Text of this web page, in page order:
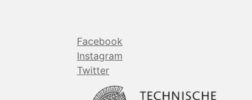
Facebook
Instagram
Twitter